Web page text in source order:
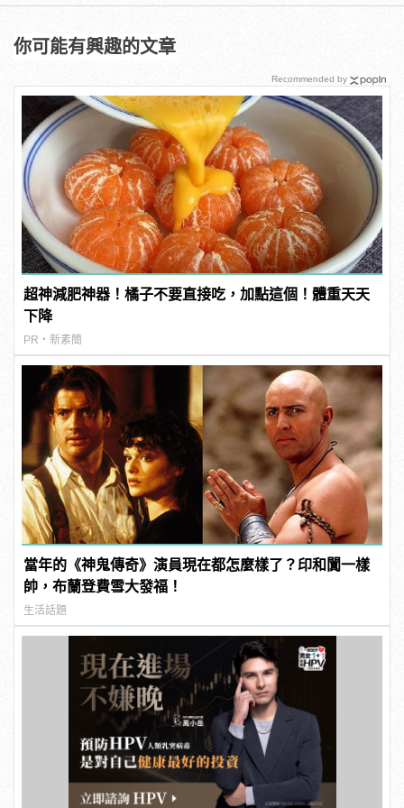
你可能有興趣的文章
超神減肥神器！橘子不要直接吃，加點這個！體重天天
下降
PR・新素簡
當年的《神鬼傳奇》演員現在都怎麼樣了？印和闐一樣
帥，布蘭登費雪大發福！
生活話題
Recommended by